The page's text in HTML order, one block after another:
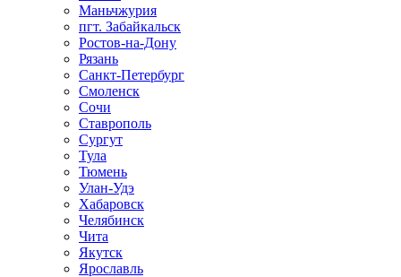
Маньчжурия
пгт. Забайкальск
Ростов-на-Дону
Рязань
Санкт-Петербург
Смоленск
Сочи
Ставрополь
Сургут
Тула
Тюмень
Улан-Удэ
Хабаровск
Челябинск
Чита
Якутск
Ярославль